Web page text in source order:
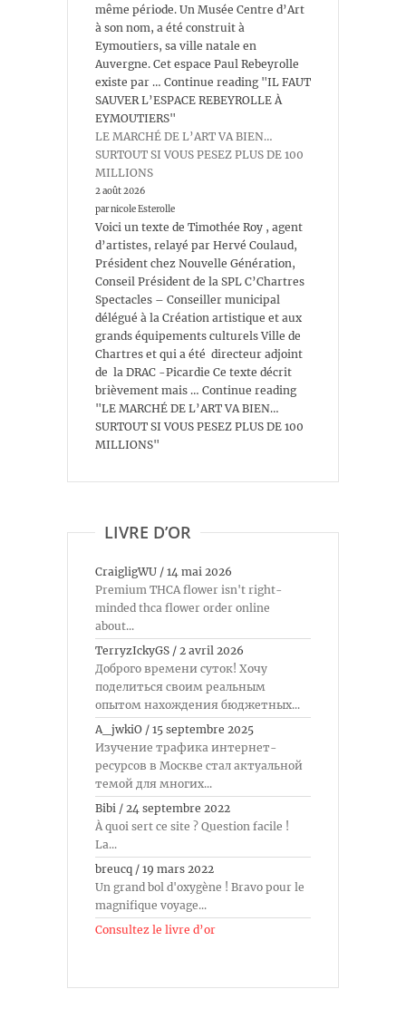
même période. Un Musée Centre d’Art
à son nom, a été construit à
Eymoutiers, sa ville natale en
Auvergne. Cet espace Paul Rebeyrolle
existe par … Continue reading "IL FAUT
SAUVER L’ESPACE REBEYROLLE À
EYMOUTIERS"
LE MARCHÉ DE L’ART VA BIEN…
SURTOUT SI VOUS PESEZ PLUS DE 100
MILLIONS
2 août 2026
par nicole Esterolle
Voici un texte de Timothée Roy , agent
d’artistes, relayé par Hervé Coulaud,
Président chez Nouvelle Génération,
Conseil Président de la SPL C’Chartres
Spectacles – Conseiller municipal
délégué à la Création artistique et aux
grands équipements culturels Ville de
Chartres et qui a été directeur adjoint
de la DRAC -Picardie Ce texte décrit
brièvement mais … Continue reading
"LE MARCHÉ DE L’ART VA BIEN…
SURTOUT SI VOUS PESEZ PLUS DE 100
MILLIONS"
LIVRE D’OR
CraigligWU / 14 mai 2026
Premium THCA flower isn't right-
minded thca flower order online
about...
TerryzIckyGS / 2 avril 2026
Доброго времени суток! Хочу
поделиться своим реальным
опытом нахождения бюджетных...
A_jwkiO / 15 septembre 2025
Изучение трафика интернет-
ресурсов в Москве стал актуальной
темой для многих...
Bibi / 24 septembre 2022
À quoi sert ce site ? Question facile !
La...
breucq / 19 mars 2022
Un grand bol d'oxygène ! Bravo pour le
magnifique voyage...
Consultez le livre d’or